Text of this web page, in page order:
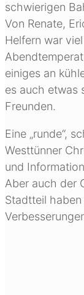
schwierigen
Von Renate,
Helfern war
einiges an
es auch etwas
Freunden.
Eine „runde“,
Westtünner
und
Aber auch der
Stadtteil